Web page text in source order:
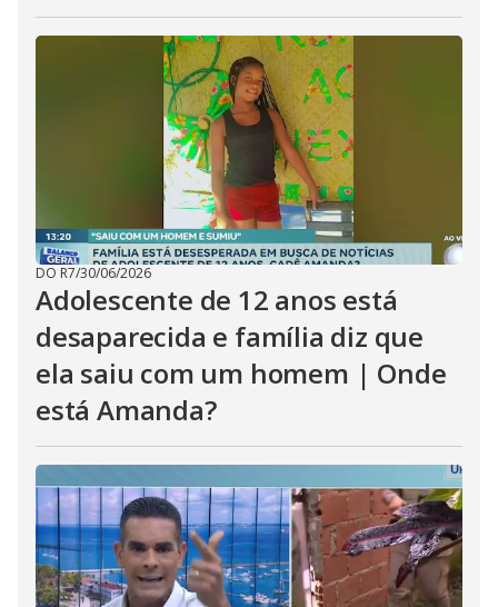
DO R7/30/06/2026
Adolescente de 12 anos está
desaparecida e família diz que
ela saiu com um homem | Onde
está Amanda?